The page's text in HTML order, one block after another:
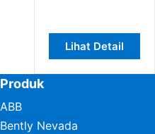
Lihat Detail
Produk
ABB
Bently Nevada